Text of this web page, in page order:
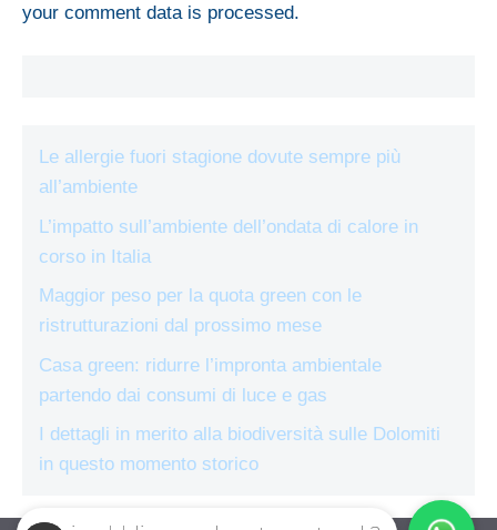
your comment data is processed.
Le allergie fuori stagione dovute sempre più
all’ambiente
L’impatto sull’ambiente dell’ondata di calore in
corso in Italia
Maggior peso per la quota green con le
ristrutturazioni dal prossimo mese
Casa green: ridurre l’impronta ambientale
partendo dai consumi di luce e gas
I dettagli in merito alla biodiversità sulle Dolomiti
in questo momento storico